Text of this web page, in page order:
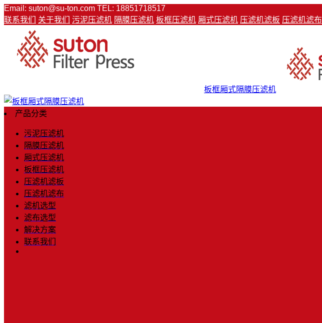
Email: suton@su-ton.com TEL: 18851718517
联系我们
关于我们 污泥压滤机 隔膜压滤机 板框压滤机 厢式压滤机 压滤机滤板 压滤机滤布
板框厢式隔膜压滤机
产品分类
污泥压滤机
隔膜压滤机
厢式压滤机
板框压滤机
压滤机滤板
压滤机滤布
滤机选型
滤布选型
解决方案
联系我们